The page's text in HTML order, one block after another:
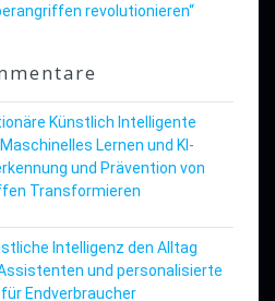
revolutionieren“
Künstlich Intelligente
Lernen und KI-
und Prävention von
Transformieren
Intelligenz den Alltag
und personalisierte
Endverbraucher